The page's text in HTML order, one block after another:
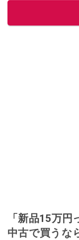
「新品15万
中古で買うな